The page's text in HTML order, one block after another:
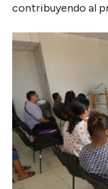
contribuyendo al